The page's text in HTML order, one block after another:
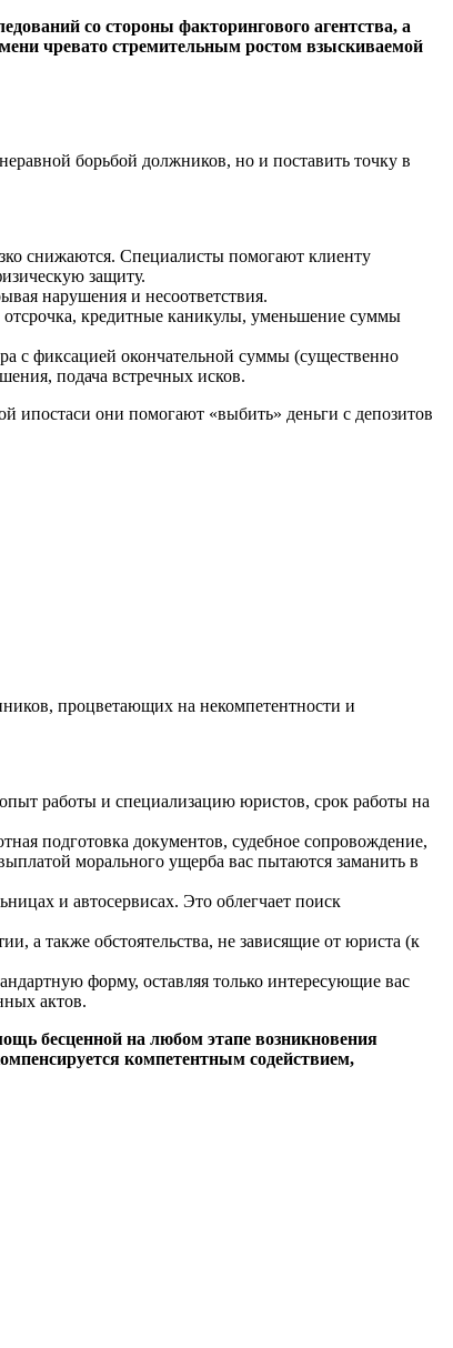
со стороны факторингового агентства, а
чревато стремительным ростом взыскиваемой
борьбой должников, но и поставить точку в
снижаются. Специалисты помогают клиенту
защиту.
нарушения и несоответствия.
отсрочка, кредитные каникулы, уменьшение суммы
с фиксацией окончательной суммы (существенно
подача встречных исков.
ипостаси они помогают «выбить» деньги с депозитов
процветающих на некомпетентности и
работы и специализацию юристов, срок работы на
подготовка документов, судебное сопровождение,
морального ущерба вас пытаются заманить в
и автосервисах. Это облегчает поиск
а также обстоятельства, не зависящие от юриста (к
форму, оставляя только интересующие вас
актов.
бесценной на любом этапе возникновения
компетентным содействием,